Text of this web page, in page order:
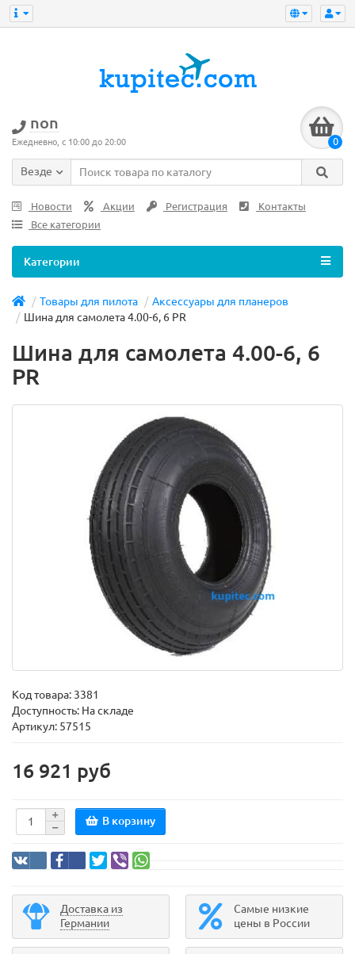
non
Ежедневно, с 10:00 до 20:00 0
Везде
Новости Акции Регистрация
Контакты
Все категории
Категории
Товары для пилота
Аксессуары для планеров
Шина для самолета 4.00-6, 6 PR
Шина для самолета 4.00-6, 6
PR
Код товара: 3381
Доступность: На складе
Артикул: 57515
16 921 руб
В корзину
Доставка из
Германии
Самые низкие
цены в России